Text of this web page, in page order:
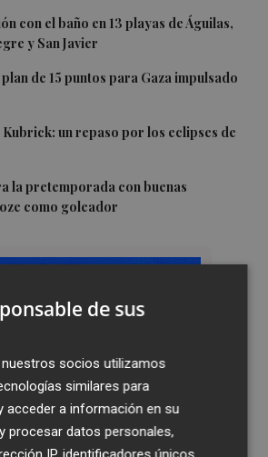
con el baño en 13 playas de Águilas,
y San Javier
de 15 puntos para Gaza impulsado
un repaso por los eclipses de
la pretemporada con buenas
como goleador
de sus
socios utilizamos
similares para
acceder a información en su
procesar datos personales,